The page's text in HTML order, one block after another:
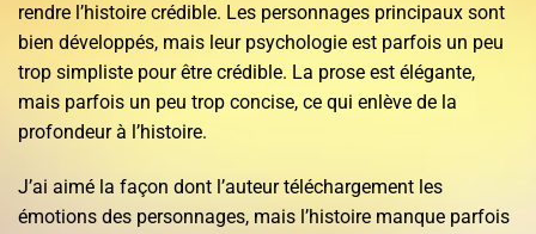
rendre l’histoire crédible. Les personnages principaux sont
bien développés, mais leur psychologie est parfois un peu
trop simpliste pour être crédible. La prose est élégante,
mais parfois un peu trop concise, ce qui enlève de la
profondeur à l’histoire.
J’ai aimé la façon dont l’auteur téléchargement les
émotions des personnages, mais l’histoire manque parfois